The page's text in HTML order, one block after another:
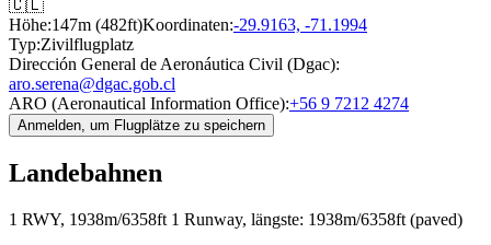
🇨🇱
Höhe:147m (482ft)Koordinaten:-29.9163, -71.1994
Typ:Zivilflugplatz
Dirección General de Aeronáutica Civil (Dgac):
aro.serena@dgac.gob.cl
ARO (Aeronautical Information Office):+56 9 7212 4274
Anmelden, um Flugplätze zu speichern
Landebahnen
1 RWY, 1938m/6358ft 1 Runway, längste: 1938m/6358ft (paved)